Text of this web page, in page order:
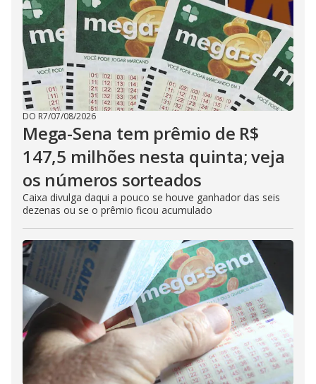
DO R7/07/08/2026
Mega-Sena tem prêmio de R$
147,5 milhões nesta quinta; veja
os números sorteados
Caixa divulga daqui a pouco se houve ganhador das seis
dezenas ou se o prêmio ficou acumulado